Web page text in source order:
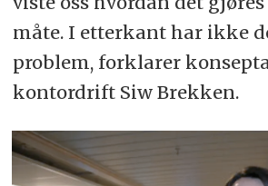
måte. I etterkant har ikke
problem, forklarer
kontordrift Siw Brekken.